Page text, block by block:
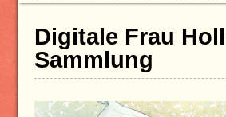
Digitale Frau
Sammlung